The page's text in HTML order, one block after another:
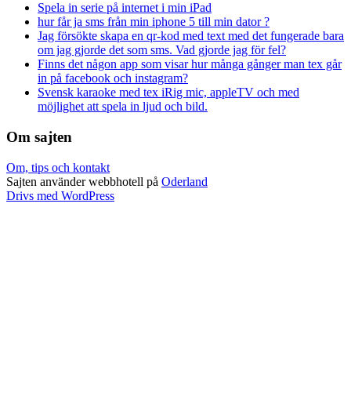
Spela in serie på internet i min iPad
hur får ja sms från min iphone 5 till min dator ?
Jag försökte skapa en qr-kod med text med det fungerade bara
om jag gjorde det som sms. Vad gjorde jag för fel?
Finns det någon app som visar hur många gånger man tex går
in på facebook och instagram?
Svensk karaoke med tex iRig mic, appleTV och med
möjlighet att spela in ljud och bild.
Om sajten
Om, tips och kontakt
Sajten använder webbhotell på Oderland
Drivs med WordPress